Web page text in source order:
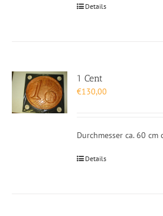
Details
1 Cent
€130,00
Durchmesser ca. 60 cm
Details